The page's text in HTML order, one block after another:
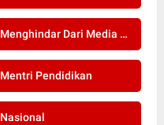
Menghindar Dari Media Setelah Terbongkar Kasus Dugaan Gratifikasi Komisioner KPU Kota Bogor
Mentri Pendidikan
Nasional